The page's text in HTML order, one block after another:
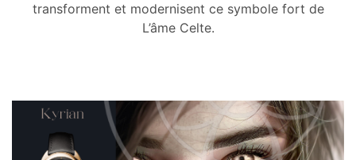
transforment et modernisent ce symbole fort de
L’âme Celte.